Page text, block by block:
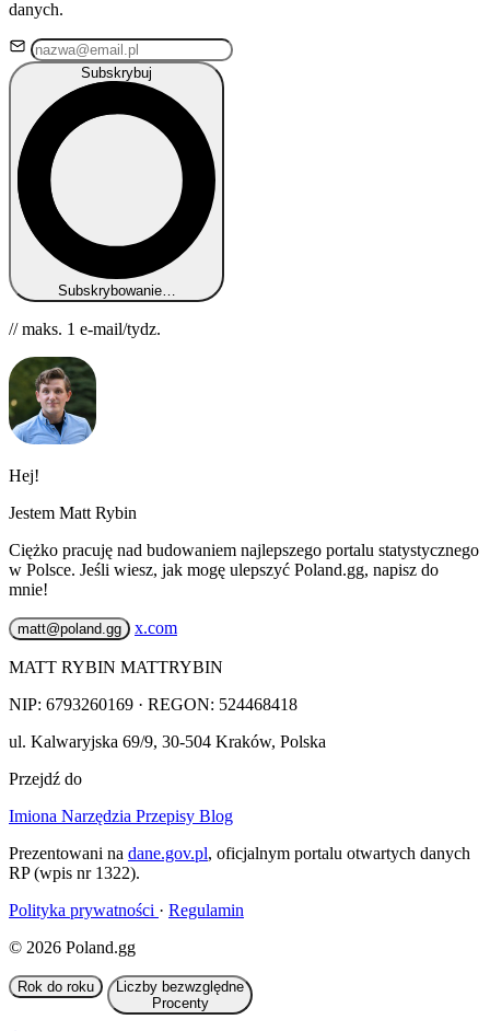
danych.
Subskrybuj
Subskrybowanie…
// maks. 1 e-mail/tydz.
Hej!
Jestem Matt Rybin
Ciężko pracuję nad budowaniem najlepszego portalu statystycznego
w Polsce. Jeśli wiesz, jak mogę ulepszyć Poland.gg, napisz do
mnie!
matt@poland.gg x.com
MATT RYBIN MATTRYBIN
NIP: 6793260169 · REGON: 524468418
ul. Kalwaryjska 69/9, 30-504 Kraków, Polska
Przejdź do
Imiona Narzędzia Przepisy Blog
Prezentowani na dane.gov.pl, oficjalnym portalu otwartych danych
RP (wpis nr 1322).
Polityka prywatności · Regulamin
© 2026 Poland.gg
Rok do roku
Liczby bezwzględne
Procenty